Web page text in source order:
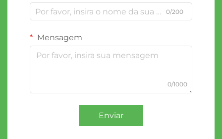
0/200
Mensagem
0/1000
Enviar